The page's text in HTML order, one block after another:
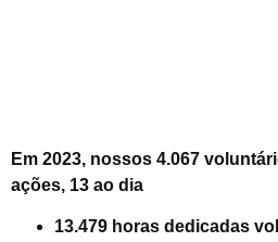
Em 2023, nossos 4.067
ações, 13 ao dia
13.479 horas dedicadas